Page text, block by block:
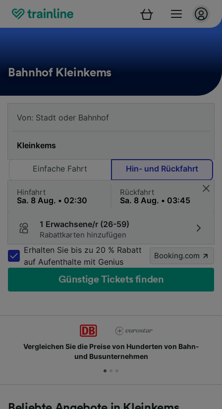
Bahnhof Kleinkems
Einfache Fahrt Hin- und Rückfahrt
Hinfahrt Rückfahrt
1 Erwachsene/r (26-59)
Rabattkarten hinzufügen
Erhalten Sie bis zu 20 % Rabatt
auf Aufenthalte mit Genius
Booking.com
Günstige Tickets finden
Vergleichen Sie die Preise von Hunderten von Bahn-
und Busunternehmen